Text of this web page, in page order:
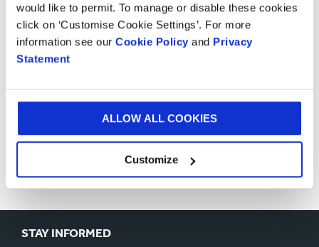
would like to permit. To manage or disable these cookies
click on ‘Customise Cookie Settings’. For more
information see our Cookie Policy and Privacy
Statement
ALLOW ALL COOKIES
Customize
Um mehr über Smurfit Westrock zu erfahren,
www.smurfitwestrock.com
BESUCHEN SIE SMURFITWESTROCK.COM
STAY INFORMED